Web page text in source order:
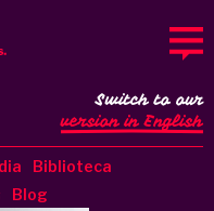
Biblioteca
Blog
Switch to our
version in English